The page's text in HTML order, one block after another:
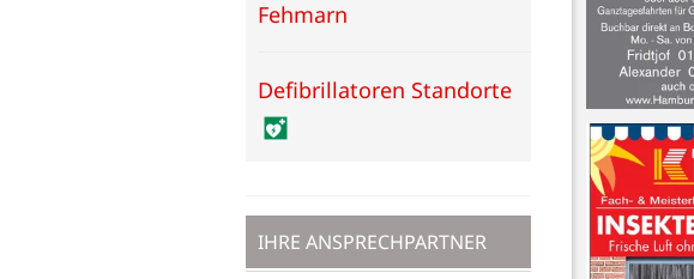
Fehmarn
Defibrillatoren Standorte
IHRE ANSPRECHPARTNER